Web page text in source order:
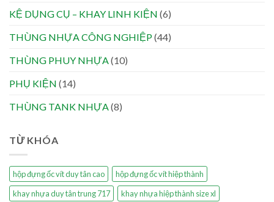
KỆ DỤNG CỤ – KHAY LINH KIỆN (6)
THÙNG NHỰA CÔNG NGHIỆP(44)
THÙNG PHUY NHỰA (10)
PHỤ KIỆN (14)
THÙNG TANK NHỰA (8)
TỪ KHÓA
hộp đựng ốc vít duy tân cao
hộp đựng ốc vít hiệp thành
khay nhựa duy tân trung 717
khay nhựa hiệp thành size xl